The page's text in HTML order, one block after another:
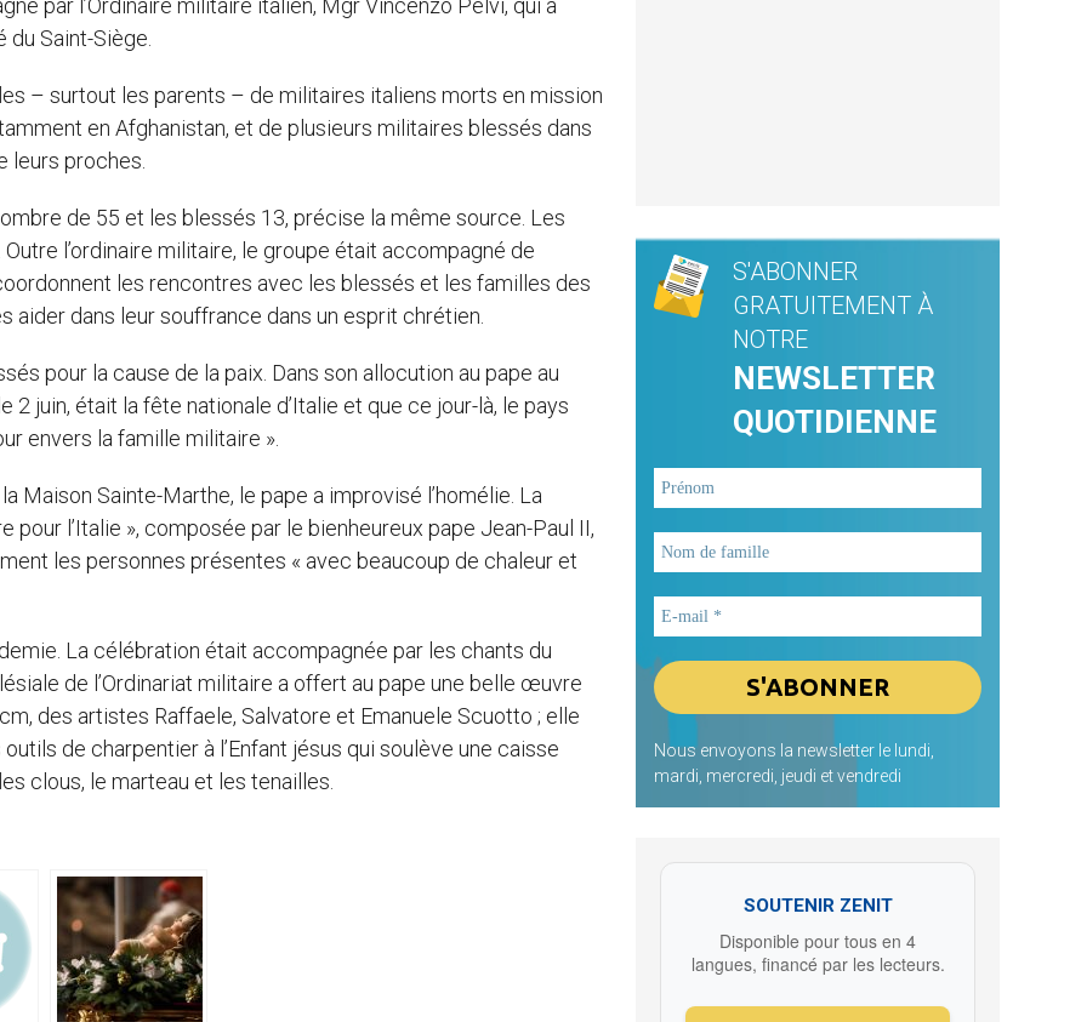
par l’Ordinaire militaire italien, Mgr Vincenzo Pelvi, qui a
Saint-Siège.
– surtout les parents – de militaires italiens morts en mission
en Afghanistan, et de plusieurs militaires blessés dans
leurs proches.
de 55 et les blessés 13, précise la même source. Les
l’ordinaire militaire, le groupe était accompagné de
les rencontres avec les blessés et les familles des
aider dans leur souffrance dans un esprit chrétien.
pour la cause de la paix. Dans son allocution au pape au
juin, était la fête nationale d’Italie et que ce jour-là, le pays
envers la famille militaire ».
Maison Sainte-Marthe, le pape a improvisé l’homélie. La
l’Italie », composée par le bienheureux pape Jean-Paul II,
les personnes présentes « avec beaucoup de chaleur et
La célébration était accompagnée par les chants du
de l’Ordinariat militaire a offert au pape une belle œuvre
des artistes Raffaele, Salvatore et Emanuele Scuotto ; elle
de charpentier à l’Enfant jésus qui soulève une caisse
clous, le marteau et les tenailles.
S'ABONNER
GRATUITEMENT À
NOTRE
NEWSLETTER
QUOTIDIENNE
Nous envoyons la newsletter le lundi,
mardi, mercredi, jeudi et vendredi
SOUTENIR ZENIT
Disponible pour tous en 4
langues, financé par les lecteurs.